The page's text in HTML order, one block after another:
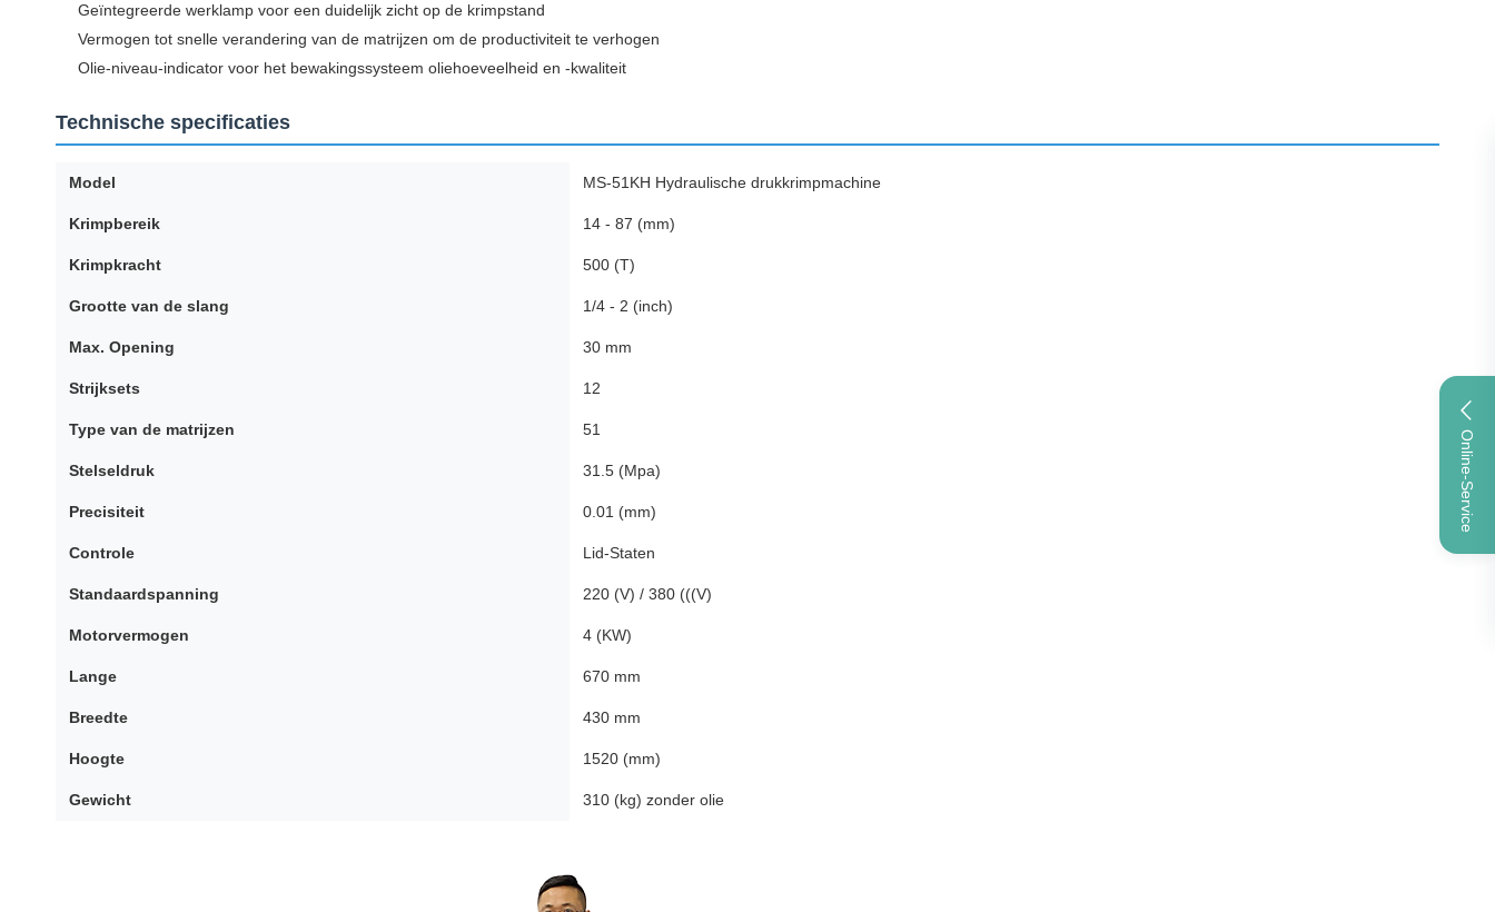
Online-Service
Geïntegreerde werklamp voor een duidelijk zicht op de krimpstand
Vermogen tot snelle verandering van de matrijzen om de productiviteit te verhogen
Olie-niveau-indicator voor het bewakingssysteem oliehoeveelheid en -kwaliteit
Technische specificaties
Model MS-51KH Hydraulische drukkrimpmachine
Krimpbereik 14 - 87 (mm)
Krimpkracht 500 (T)
Grootte van de slang 1/4 - 2 (inch)
Max. Opening 30 mm
Strijksets 12
Type van de matrijzen 51
Stelseldruk 31.5 (Mpa)
Precisiteit 0.01 (mm)
Controle Lid-Staten
Standaardspanning 220 (V) / 380 (((V)
Motorvermogen 4 (KW)
Lange 670 mm
Breedte 430 mm
Hoogte 1520 (mm)
Gewicht 310 (kg) zonder olie